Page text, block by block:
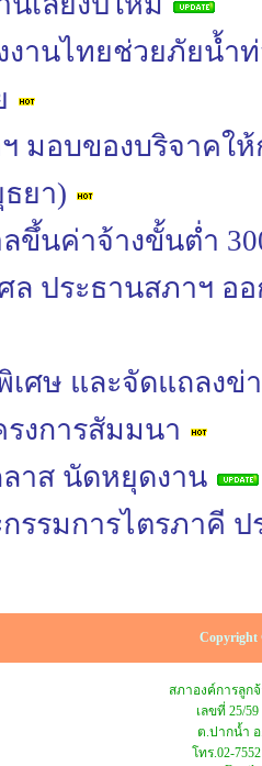
งานไทยช่วยภัยน้ำ
มอบของบริจาคใ
ยา)
ขึ้นค่าจ้างขั้นต่ำ
ล ประธานสภาฯ อ
เศษ และจัดแถลงข่
งการสัมมนา
ลาส นัดหยุดงาน
รรมการไตรภาคี ป
Copyright
สภาองค์การลูก
เลขที่ 25/
ต.ปากน้ำ อ
โทร.02-